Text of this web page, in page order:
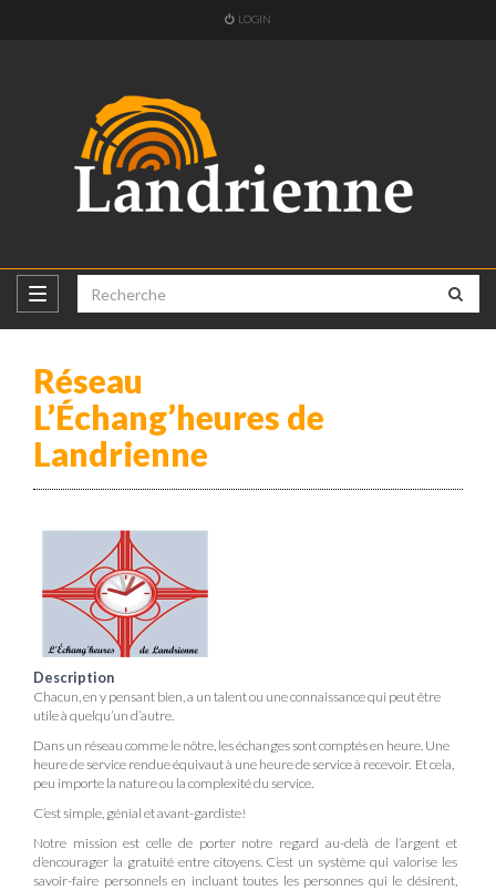
LOGIN
Réseau
L’Échang’heures de
Landrienne
Description
Chacun, en y pensant bien, a un talent ou une connaissance qui peut être
utile à quelqu’un d’autre.
Dans un réseau comme le nôtre, les échanges sont comptés en heure. Une
heure de service rendue équivaut à une heure de service à recevoir. Et cela,
peu importe la nature ou la complexité du service.
C’est simple, génial et avant-gardiste!
Notre mission est celle de porter notre regard au-delà de l’argent et
d’encourager la gratuité entre citoyens. C’est un système qui valorise les
savoir-faire personnels en incluant toutes les personnes qui le désirent,